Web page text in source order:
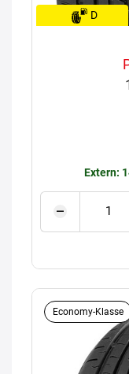
D
Extern:
Economy-Klasse